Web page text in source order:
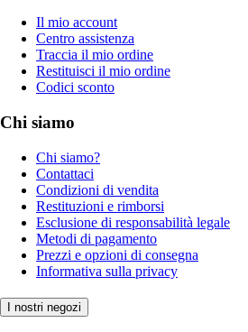
Il mio account
Centro assistenza
Traccia il mio ordine
Restituisci il mio ordine
Codici sconto
Chi siamo
Chi siamo?
Contattaci
Condizioni di vendita
Restituzioni e rimborsi
Esclusione di responsabilità legale
Metodi di pagamento
Prezzi e opzioni di consegna
Informativa sulla privacy
I nostri negozi